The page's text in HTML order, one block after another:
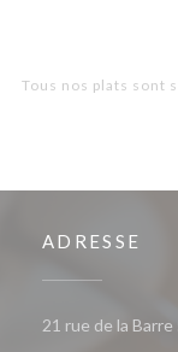
Tous nos plats sont
ADRESSE
21 rue de la Barre